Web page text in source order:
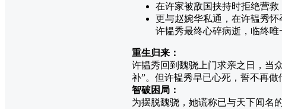
在许家被敌国挟持时拒绝营救
更与赵婉华私通，在许韫秀怀
许韫秀最终心碎病逝，临终唯
重生归来：
许韫秀回到魏骁上门求亲之日，当
补”。但许韫秀早已心死，誓不再做
智破困局：
为摆脱魏骁，她谎称已与天下闻